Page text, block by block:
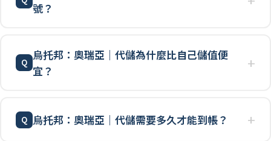
號？
烏托邦：奧瑞亞｜代儲為什麼比自己儲值便
宜？
烏托邦：奧瑞亞｜代儲需要多久才能到帳？